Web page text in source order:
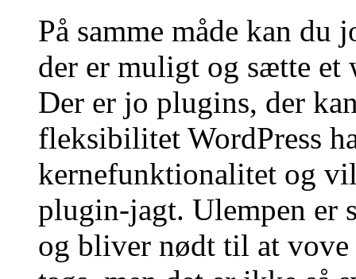
På samme måde kan
der er muligt og sætte et
Der er jo plugins, der
fleksibilitet WordPress
kernefunktionalitet og vil
plugin-jagt. Ulempen er
og bliver nødt til at vove